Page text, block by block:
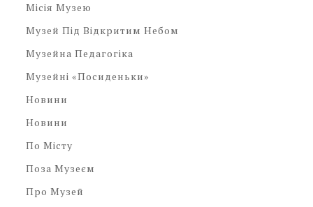
Місія Музею
Музей Під Відкритим Небом
Музейна Педагогіка
Музейні «посиденьки»
Новини
Новини
По Місту
Поза Музеєм
Про Музей